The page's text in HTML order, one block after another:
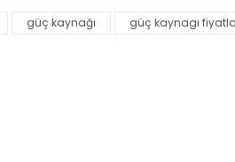
güç kaynağı güç kaynagı